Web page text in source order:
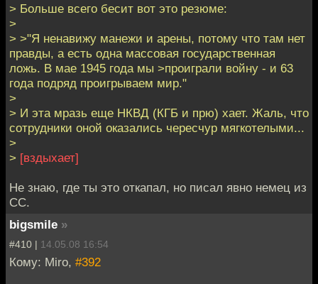
> Больше всего бесит вот это резюме:
>
> >"Я ненавижу манежи и арены, потому что там нет
правды, а есть одна массовая государственная
ложь. В мае 1945 года мы >проиграли войну - и 63
года подряд проигрываем мир."
>
> И эта мразь еще НКВД (КГБ и прю) хает. Жаль, что
сотрудники оной оказались чересчур мягкотелыми...
>
> [вздыхает]
Не знаю, где ты это откапал, но писал явно немец из
СС.
bigsmile »
#410 | 14.05.08 16:54
Кому: Miro, #392